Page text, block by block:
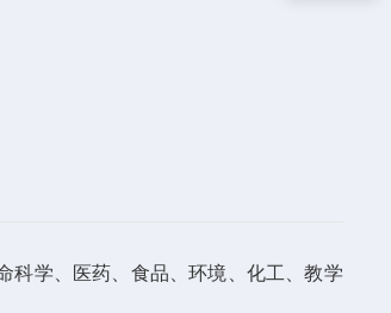
科学、医药、食品、环境、化工、教学